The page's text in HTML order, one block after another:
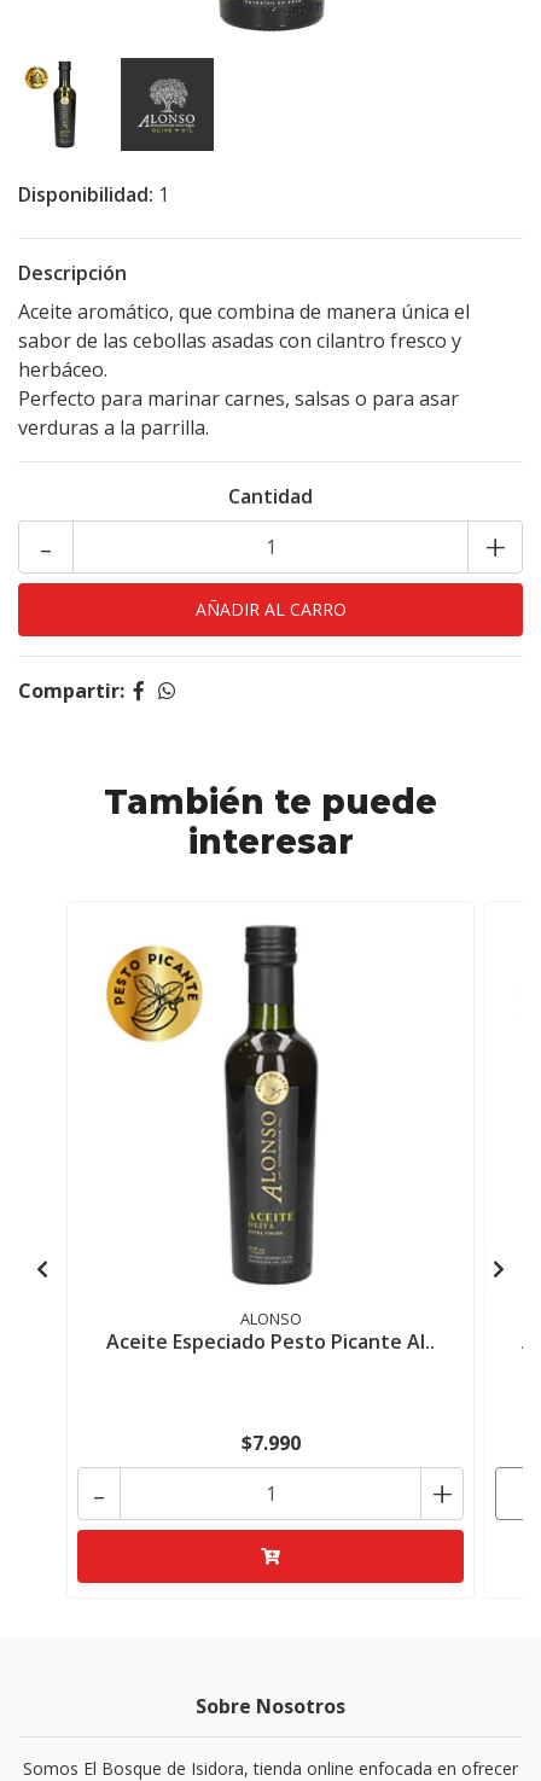
Disponibilidad: 1
Descripción
Aceite aromático, que combina de manera única el
sabor de las cebollas asadas con cilantro fresco y
herbáceo.
Perfecto para marinar carnes, salsas o para asar
verduras a la parrilla.
Cantidad
+
-
Compartir:
También te puede
interesar
ALONSO
Aceite Especiado Pesto Picante Al..
$7.990
+
-
Sobre Nosotros
Somos El Bosque de Isidora, tienda online enfocada en ofrecer